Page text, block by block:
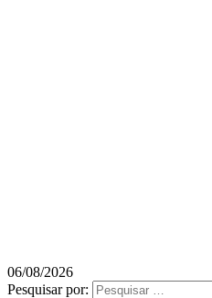
06/08/2026
Pesquisar por: